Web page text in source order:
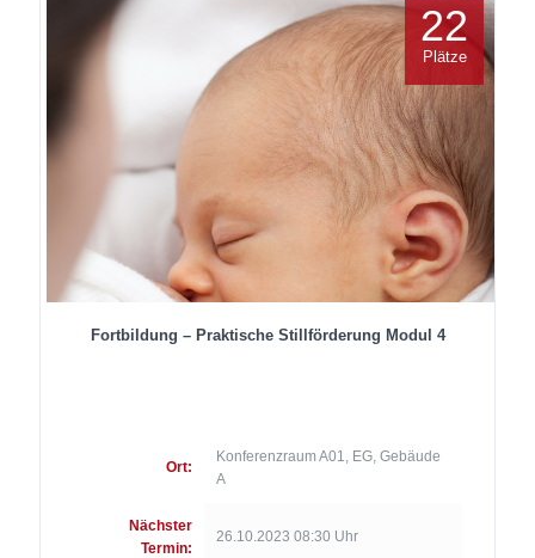
Fortbildung – Praktische Stillförderung Modul 4
Ort:
Konferenzraum A01, EG, Gebäude
A
Nächster
Termin:
26.10.2023 08:30 Uhr
22
Plätze